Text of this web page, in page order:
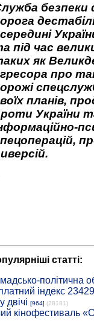
безпеки
під час
як
про
планів,
України
статті:
політична
індекс 23429
двічі [964] (28181)
кінофестиваль